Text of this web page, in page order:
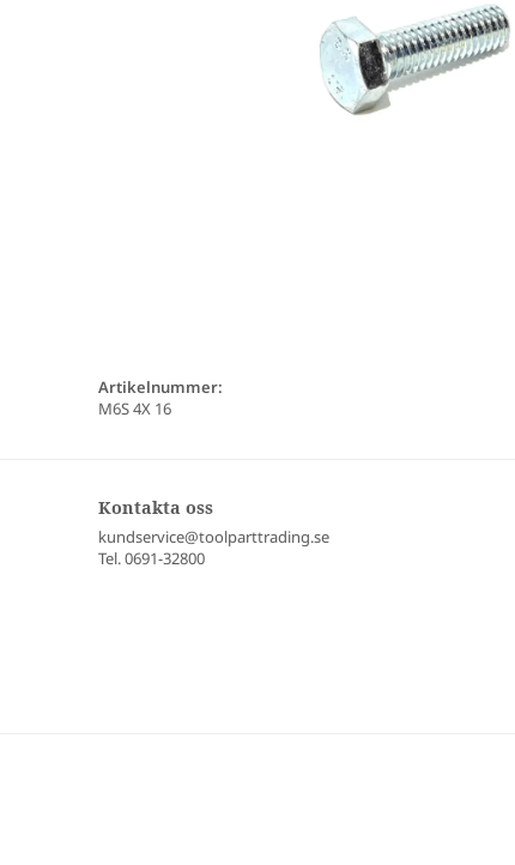
Artikelnummer:
M6S 4X 16
Kontakta oss
kundservice@toolparttrading.se
Tel. 0691-32800